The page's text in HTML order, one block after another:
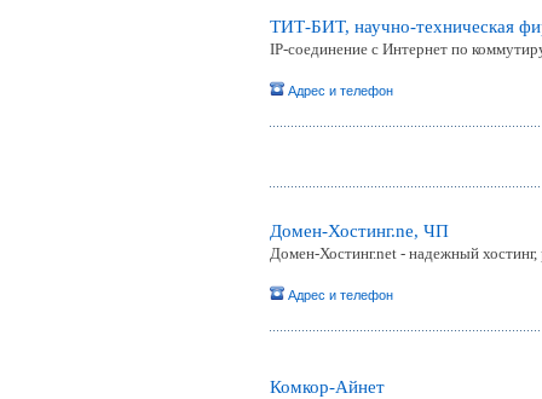
ТИТ-БИТ, научно-техническая
IP-соединение с Интернет по
Адрес и телефон
Домен-Хостинг.ne, ЧП
Домен-Хостинг.net - надежный хостинг,
Адрес и телефон
Комкор-Айнет